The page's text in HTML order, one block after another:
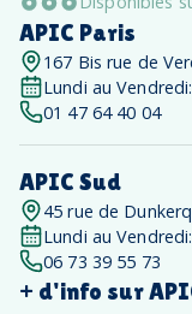
APIC Paris
167 Bis rue de
Lundi au
01 47 64 40 04
APIC Sud
45 rue de
Lundi au
06 73 39 55 73
+ d'info sur